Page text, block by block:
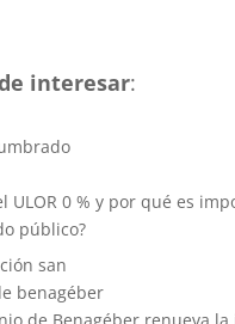
interesar:
ULOR 0 % y por qué es
público?